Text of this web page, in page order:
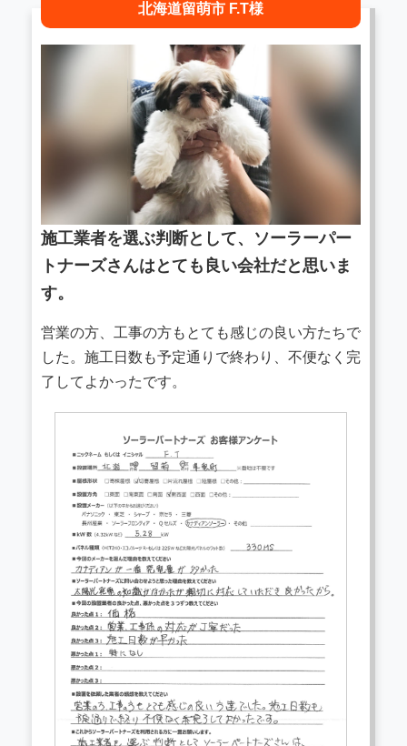
北海道留萌市 F.T様
施工業者を選ぶ判断として、ソーラーパー
トナーズさんはとても良い会社だと思いま
す。
営業の方、工事の方もとても感じの良い方たちで
した。施工日数も予定通りで終わり、不便なく完
了してよかったです。